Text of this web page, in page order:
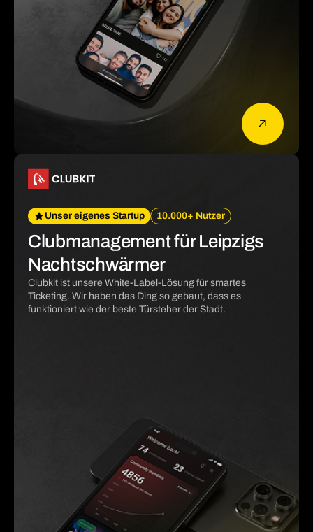
Unser eigenes Startup 10.000+ Nutzer
Clubmanagement für Leipzigs
Nachtschwärmer
Clubkit ist unsere White-Label-Lösung für smartes
Ticketing. Wir haben das Ding so gebaut, dass es
funktioniert wie der beste Türsteher der Stadt.